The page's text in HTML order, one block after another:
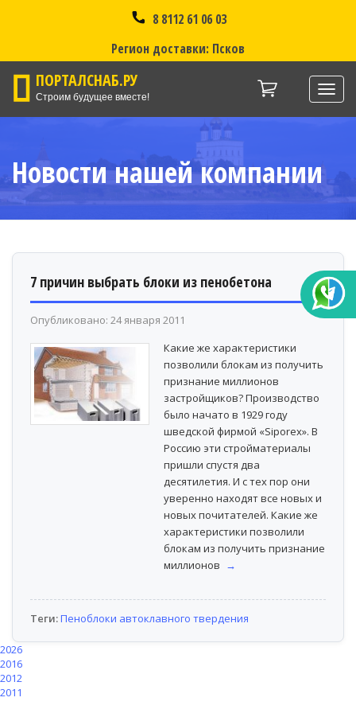
8 8112 61 06 03
Регион доставки: Псков
ПОРТАЛСНАБ.РУ
Строим будущее вместе!
Новости нашей компании
7 причин выбрать блоки из пенобетона
Опубликовано: 24 января 2011
Какие же характеристики
позволили блокам из получить
признание миллионов
застройщиков? Производство
было начато в 1929 году
шведской фирмой «Siporex». В
Россию эти стройматериалы
пришли спустя два
десятилетия. И с тех пор они
уверенно находят все новых и
новых почитателей. Какие же
характеристики позволили
блокам из получить признание
миллионов →
Теги:Пеноблоки автоклавного твердения
2026
2016
2012
2011